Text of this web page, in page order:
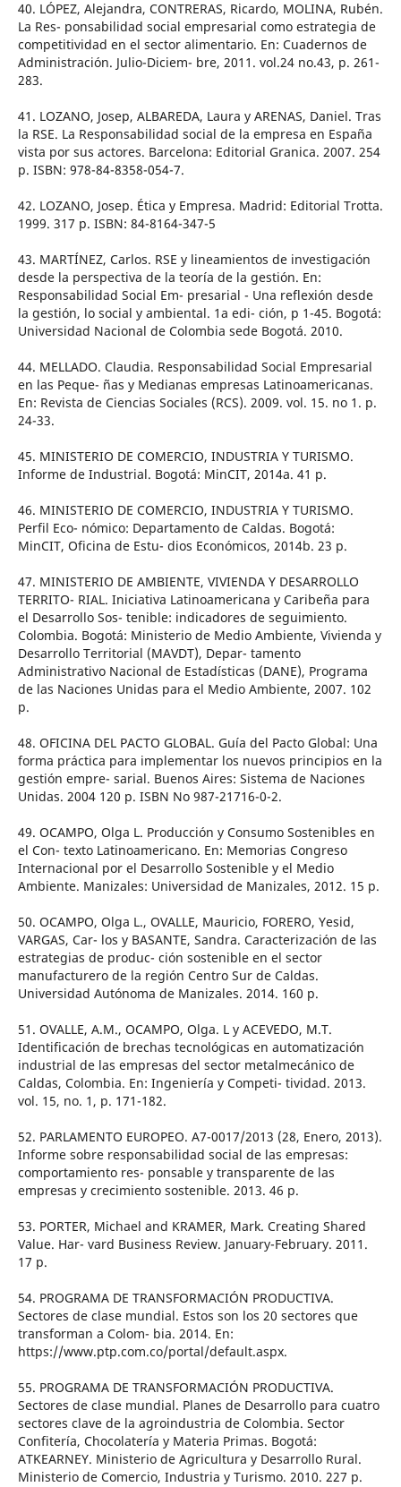
40. LÓPEZ, Alejandra, CONTRERAS, Ricardo, MOLINA, Rubén.
La Res- ponsabilidad social empresarial como estrategia de
competitividad en el sector alimentario. En: Cuadernos de
Administración. Julio-Diciem- bre, 2011. vol.24 no.43, p. 261-
283.
41. LOZANO, Josep, ALBAREDA, Laura y ARENAS, Daniel. Tras
la RSE. La Responsabilidad social de la empresa en España
vista por sus actores. Barcelona: Editorial Granica. 2007. 254
p. ISBN: 978-84-8358-054-7.
42. LOZANO, Josep. Ética y Empresa. Madrid: Editorial Trotta.
1999. 317 p. ISBN: 84-8164-347-5
43. MARTÍNEZ, Carlos. RSE y lineamientos de investigación
desde la perspectiva de la teoría de la gestión. En:
Responsabilidad Social Em- presarial - Una reflexión desde
la gestión, lo social y ambiental. 1a edi- ción, p 1-45. Bogotá:
Universidad Nacional de Colombia sede Bogotá. 2010.
44. MELLADO. Claudia. Responsabilidad Social Empresarial
en las Peque- ñas y Medianas empresas Latinoamericanas.
En: Revista de Ciencias Sociales (RCS). 2009. vol. 15. no 1. p.
24-33.
45. MINISTERIO DE COMERCIO, INDUSTRIA Y TURISMO.
Informe de Industrial. Bogotá: MinCIT, 2014a. 41 p.
46. MINISTERIO DE COMERCIO, INDUSTRIA Y TURISMO.
Perfil Eco- nómico: Departamento de Caldas. Bogotá:
MinCIT, Oficina de Estu- dios Económicos, 2014b. 23 p.
47. MINISTERIO DE AMBIENTE, VIVIENDA Y DESARROLLO
TERRITO- RIAL. Iniciativa Latinoamericana y Caribeña para
el Desarrollo Sos- tenible: indicadores de seguimiento.
Colombia. Bogotá: Ministerio de Medio Ambiente, Vivienda y
Desarrollo Territorial (MAVDT), Depar- tamento
Administrativo Nacional de Estadísticas (DANE), Programa
de las Naciones Unidas para el Medio Ambiente, 2007. 102
p.
48. OFICINA DEL PACTO GLOBAL. Guía del Pacto Global: Una
forma práctica para implementar los nuevos principios en la
gestión empre- sarial. Buenos Aires: Sistema de Naciones
Unidas. 2004 120 p. ISBN No 987-21716-0-2.
49. OCAMPO, Olga L. Producción y Consumo Sostenibles en
el Con- texto Latinoamericano. En: Memorias Congreso
Internacional por el Desarrollo Sostenible y el Medio
Ambiente. Manizales: Universidad de Manizales, 2012. 15 p.
50. OCAMPO, Olga L., OVALLE, Mauricio, FORERO, Yesid,
VARGAS, Car- los y BASANTE, Sandra. Caracterización de las
estrategias de produc- ción sostenible en el sector
manufacturero de la región Centro Sur de Caldas.
Universidad Autónoma de Manizales. 2014. 160 p.
51. OVALLE, A.M., OCAMPO, Olga. L y ACEVEDO, M.T.
Identificación de brechas tecnológicas en automatización
industrial de las empresas del sector metalmecánico de
Caldas, Colombia. En: Ingeniería y Competi- tividad. 2013.
vol. 15, no. 1, p. 171-182.
52. PARLAMENTO EUROPEO. A7-0017/2013 (28, Enero, 2013).
Informe sobre responsabilidad social de las empresas:
comportamiento res- ponsable y transparente de las
empresas y crecimiento sostenible. 2013. 46 p.
53. PORTER, Michael and KRAMER, Mark. Creating Shared
Value. Har- vard Business Review. January-February. 2011.
17 p.
54. PROGRAMA DE TRANSFORMACIÓN PRODUCTIVA.
Sectores de clase mundial. Estos son los 20 sectores que
transforman a Colom- bia. 2014. En:
https://www.ptp.com.co/portal/default.aspx.
55. PROGRAMA DE TRANSFORMACIÓN PRODUCTIVA.
Sectores de clase mundial. Planes de Desarrollo para cuatro
sectores clave de la agroindustria de Colombia. Sector
Confitería, Chocolatería y Materia Primas. Bogotá:
ATKEARNEY. Ministerio de Agricultura y Desarrollo Rural.
Ministerio de Comercio, Industria y Turismo. 2010. 227 p.